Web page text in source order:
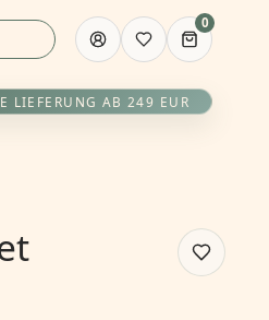
0
LIEFERUNG AB 249 EUR